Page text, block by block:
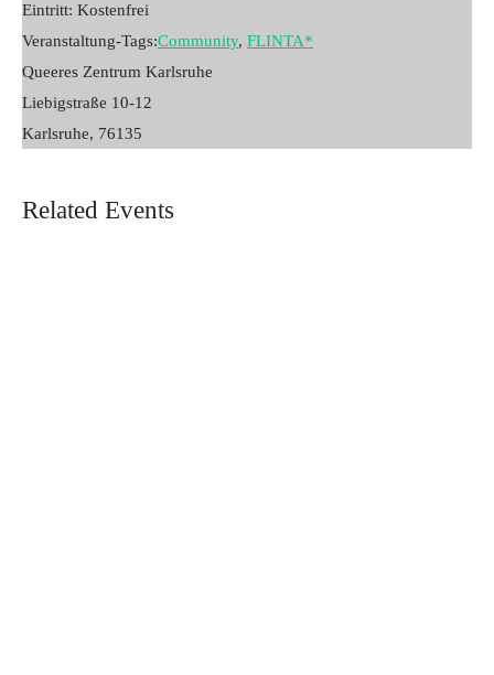
Eintritt: Kostenfrei
Veranstaltung-Tags:Community, FLINTA*
Queeres Zentrum Karlsruhe
Liebigstraße 10-12
Karlsruhe, 76135
Related Events